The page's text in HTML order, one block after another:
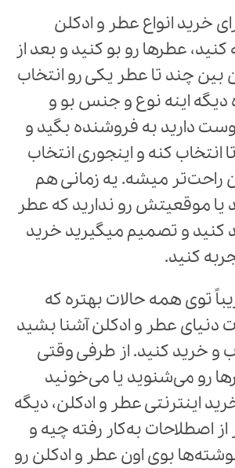
خرید انواع عطر و ادکلن
عطرها رو بو کنید و بعد از
بین چند تا عطر یکی رو انتخاب
دیگه اینه نوع و جنس بو و
دارید به فروشنده بگید و
انتخاب کنه و اینجوری انتخاب
میشه. یه زمانی هم
یا موقعیتش رو ندارید که عطر
و تصمیم میگیرید خرید
کنید.
توی همه حالات بهتره که
دنیای عطر و ادکلن آشنا بشید
و خرید کنید. از طرفی وقتی
رو می‌شنوید یا می‌خونید
اینترنتی عطر و ادکلن، دیگه
اصطلاحات به‌کار رفته چیه و
بوی اون عطر و ادکلن رو